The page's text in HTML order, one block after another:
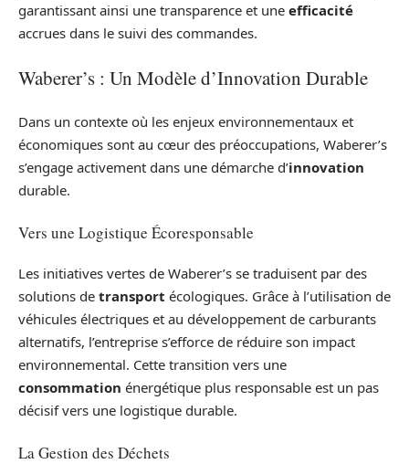
garantissant ainsi une transparence et une efficacité
accrues dans le suivi des commandes.
Waberer’s : Un Modèle d’Innovation Durable
Dans un contexte où les enjeux environnementaux et
économiques sont au cœur des préoccupations, Waberer’s
s’engage activement dans une démarche d’innovation
durable.
Vers une Logistique Écoresponsable
Les initiatives vertes de Waberer’s se traduisent par des
solutions de transport écologiques. Grâce à l’utilisation de
véhicules électriques et au développement de carburants
alternatifs, l’entreprise s’efforce de réduire son impact
environnemental. Cette transition vers une
consommation énergétique plus responsable est un pas
décisif vers une logistique durable.
La Gestion des Déchets